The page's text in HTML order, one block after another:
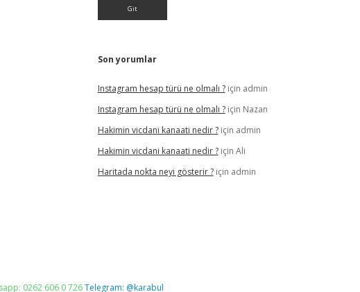
Son yorumlar
Instagram hesap türü ne olmalı ?için admin
Instagram hesap türü ne olmalı ?için Nazan
Hakimin vicdani kanaati nedir ?için admin
Hakimin vicdani kanaati nedir ?için Ali
Haritada nokta neyi gösterir ?için admin
0262 606 0 726Telegram: @karabul